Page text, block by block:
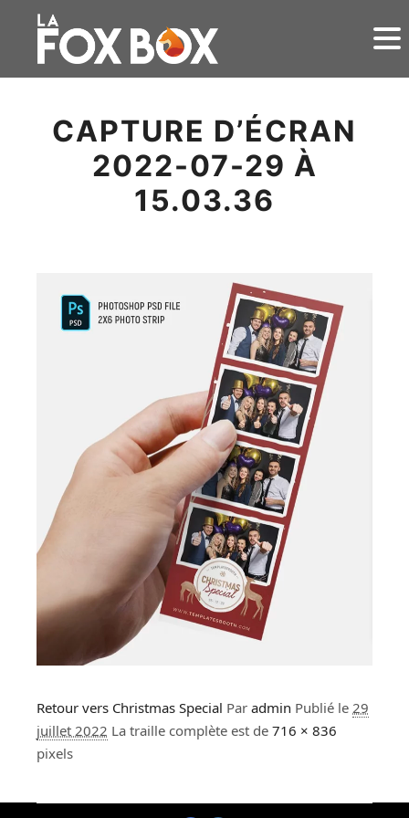
CAPTURE D’ÉCRAN
2022-07-29 À
15.03.36
Retour vers Christmas Special Par admin Publié le 29
juillet 2022 La traille complète est de 716 × 836
pixels